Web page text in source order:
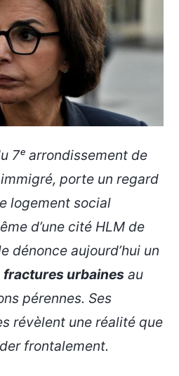
7ᵉ arrondissement de
porte un regard
logement social
d’une cité HLM de
dénonce aujourd’hui un
fractures urbaines au
pérennes. Ses
révèlent une réalité que
frontalement.